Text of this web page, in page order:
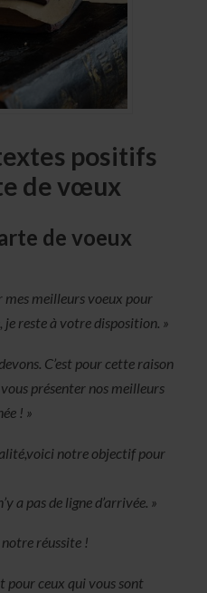
positifs
de vœux
de voeux
mes meilleurs voeux pour
reste à votre disposition. »
C’est pour cette raison
présenter nos meilleurs
! »
notre objectif pour
a pas de ligne d’arrivée. »
réussite !
pour ceux qui vous sont